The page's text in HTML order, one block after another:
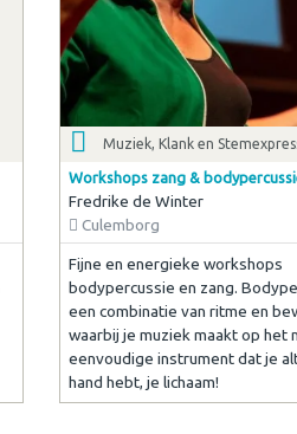
Muziek, Klank en
Workshops zang &
Fredrike de Winter
Culemborg
Fijne en energieke workshops
bodypercussie en zang.
een combinatie van ritme en
waarbij je muziek maakt op het
eenvoudige instrument dat je
hand hebt, je lichaam!